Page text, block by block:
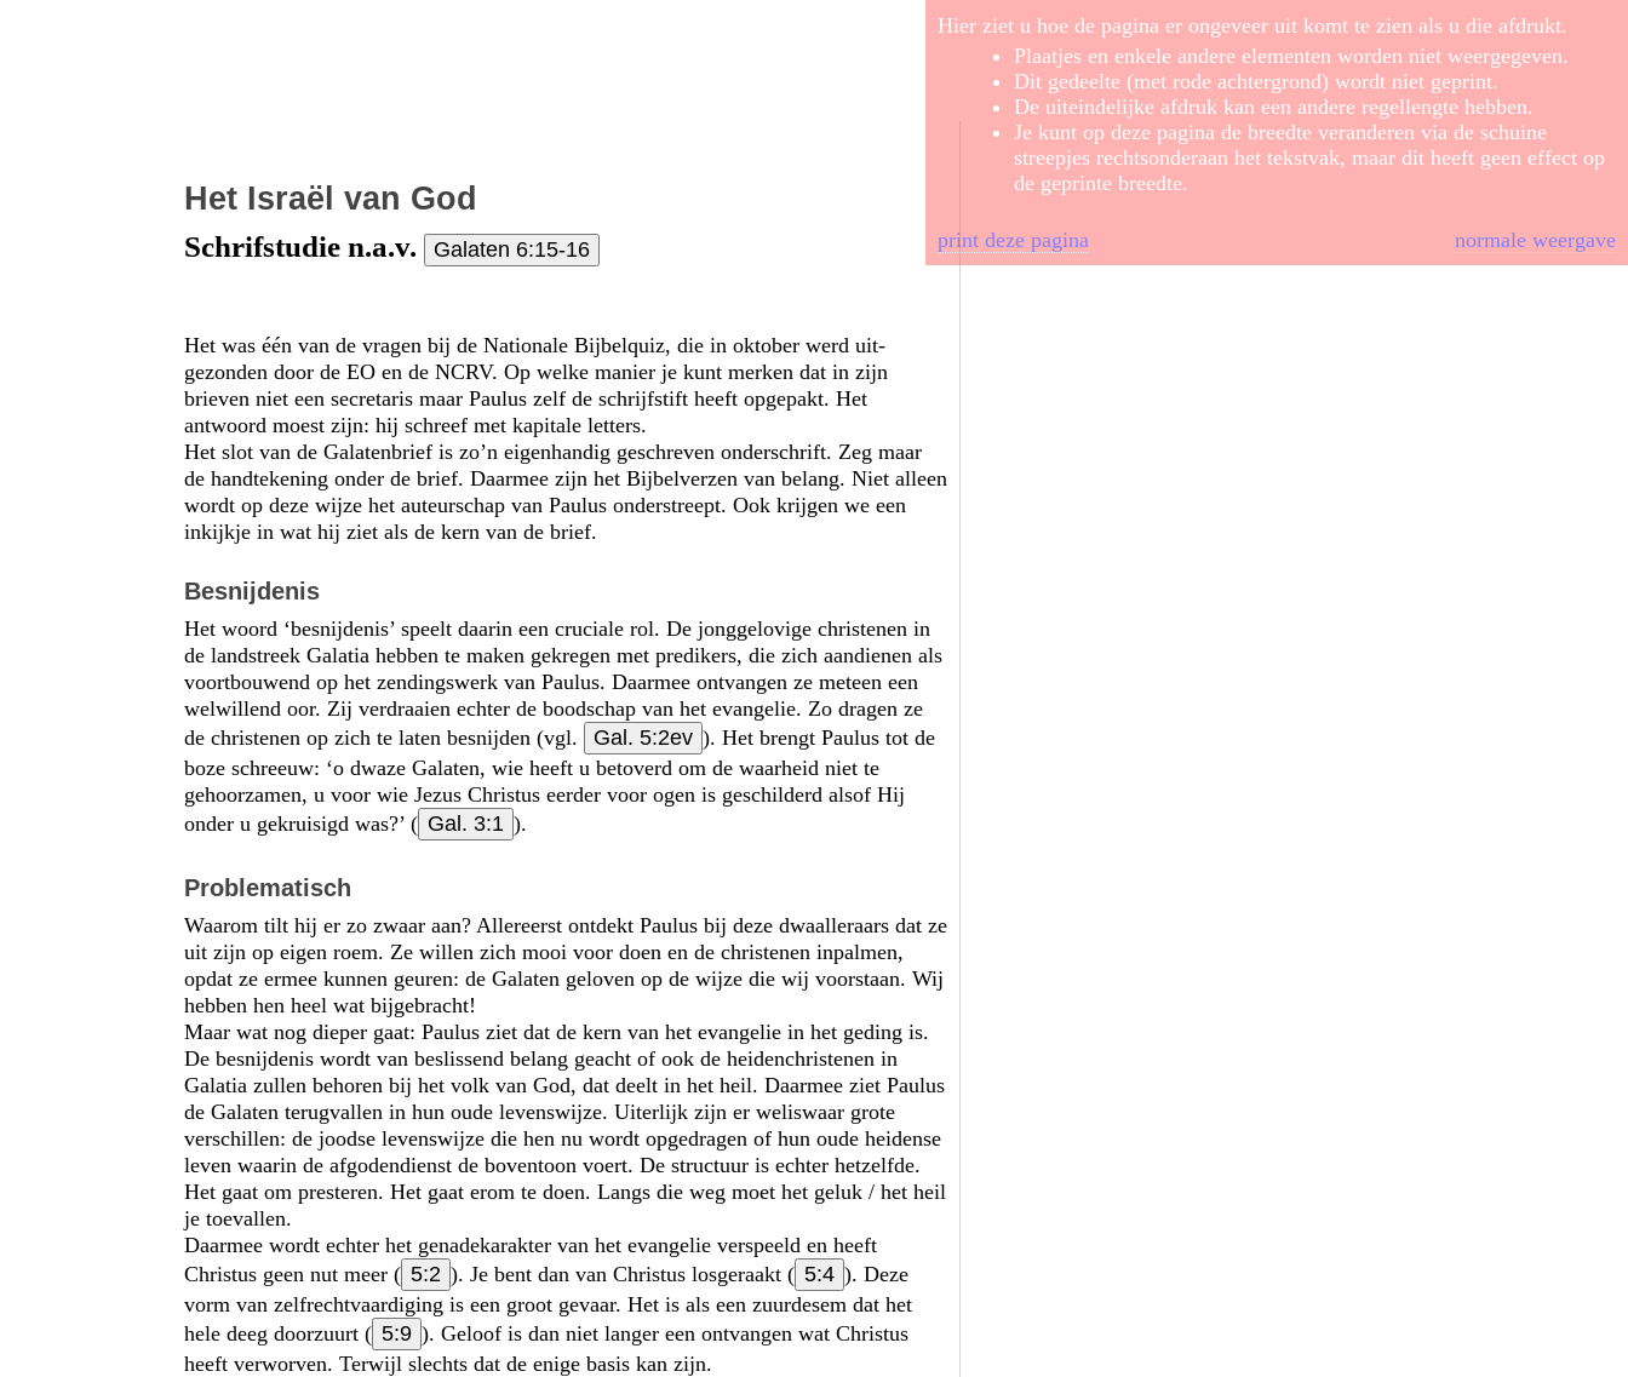
Hier ziet u hoe de pagina er ongeveer uit komt te zien als u die afdrukt.
Plaatjes en enkele andere elementen worden niet weergegeven.
Dit gedeelte (met rode achtergrond) wordt niet geprint.
De uiteindelijke afdruk kan een andere regellengte hebben.
Je kunt op deze pagina de breedte veranderen via de schuine
streepjes rechtsonderaan het tekstvak, maar dit heeft geen effect op
de geprinte breedte.
normale weergave
print deze pagina
Het Israël van God
Schrifstudie n.a.v. Galaten 6:15-16
Het was één van de vragen bij de Nationale Bijbelquiz, die in oktober werd uit­
gezonden door de EO en de NCRV. Op welke manier je kunt merken dat in zijn
brieven niet een secretaris maar Paulus zelf de schrijfstift heeft opgepakt. Het
antwoord moest zijn: hij schreef met kapitale letters.
Het slot van de Galatenbrief is zo’n eigenhandig geschreven onderschrift. Zeg maar
de handtekening onder de brief. Daarmee zijn het Bijbelverzen van belang. Niet alleen
wordt op deze wijze het auteurschap van Paulus onderstreept. Ook krijgen we een
inkijkje in wat hij ziet als de kern van de brief.
Besnijdenis
Het woord ‘besnijdenis’ speelt daarin een cruciale rol. De jonggelovige christenen in
de landstreek Galatia hebben te maken gekregen met predikers, die zich aandienen als
voortbouwend op het zendingswerk van Paulus. Daarmee ontvangen ze meteen een
welwillend oor. Zij verdraaien echter de boodschap van het evangelie. Zo dragen ze
de christenen op zich te laten besnijden (vgl.
Gal. 5:2ev ). Het brengt Paulus tot de
boze schreeuw: ‘o dwaze Galaten, wie heeft u betoverd om de waarheid niet te
gehoorzamen, u voor wie Jezus Christus eerder voor ogen is geschilderd alsof Hij
onder u gekruisigd was?’ ( Gal. 3:1 ).
Problematisch
Waarom tilt hij er zo zwaar aan? Allereerst ontdekt Paulus bij deze dwaalleraars dat ze
uit zijn op eigen roem. Ze willen zich mooi voor doen en de christenen inpalmen,
opdat ze ermee kunnen geuren: de Galaten geloven op de wijze die wij voorstaan. Wij
hebben hen heel wat bijgebracht!
Maar wat nog dieper gaat: Paulus ziet dat de kern van het evangelie in het geding is.
De besnijdenis wordt van beslissend belang geacht of ook de heidenchristenen in
Galatia zullen behoren bij het volk van God, dat deelt in het heil. Daarmee ziet Paulus
de Galaten terugvallen in hun oude levenswijze. Uiterlijk zijn er weliswaar grote
verschillen: de joodse levenswijze die hen nu wordt opgedragen of hun oude heidense
leven waarin de afgodendienst de boventoon voert. De structuur is echter hetzelfde.
Het gaat om presteren. Het gaat erom te doen. Langs die weg moet het geluk / het heil
je toevallen.
Daarmee wordt echter het genadekarakter van het evangelie verspeeld en heeft
Christus geen nut meer ( 5:2 ). Je bent dan van Christus losgeraakt ( 5:4 ). Deze
vorm van zelfrechtvaardiging is een groot gevaar. Het is als een zuurdesem dat het
hele deeg doorzuurt ( 5:9 ). Geloof is dan niet langer een ontvangen wat Christus
heeft verworven. Terwijl slechts dat de enige basis kan zijn.